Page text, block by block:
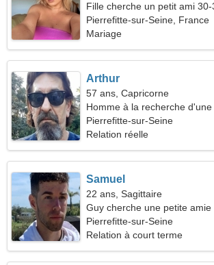
Fille cherche un petit ami 30-
Pierrefitte-sur-Seine, France
Mariage
Arthur
57 ans, Capricorne
Homme à la recherche
54
Pierrefitte-sur-Seine
Relation réelle
Samuel
22 ans, Sagittaire
Guy cherche une petite amie
Pierrefitte-sur-Seine
Relation à court terme